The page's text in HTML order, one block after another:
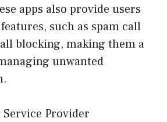
apps also provide users
such as spam call
blocking, making them a
unwanted
Provider